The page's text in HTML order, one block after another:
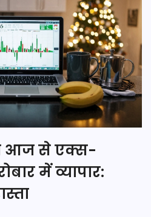
आज से एक्स-
में व्यापार: